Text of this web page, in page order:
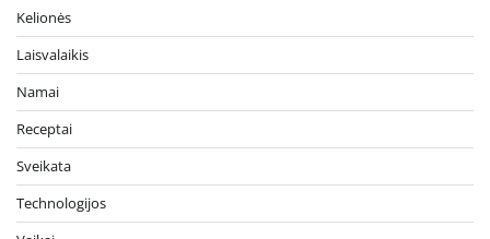
Kelionės
Laisvalaikis
Namai
Receptai
Sveikata
Technologijos